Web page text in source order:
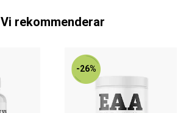
Vi rekommenderar
-26%